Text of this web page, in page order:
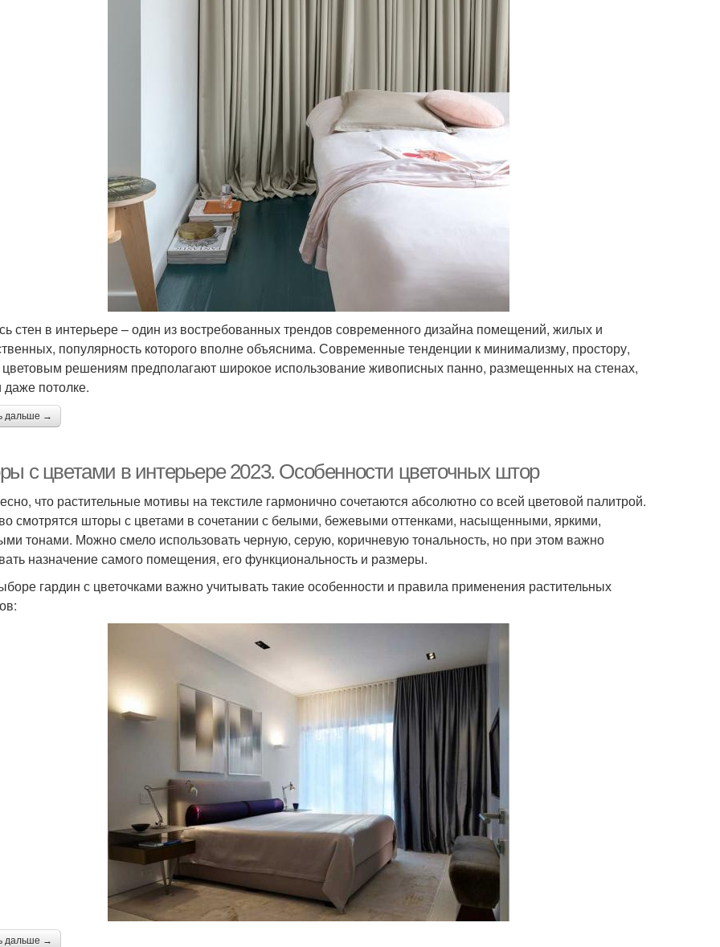
стен в интерьере – один из востребованных трендов современного дизайна помещений, жилых и
популярность которого вполне объяснима. Современные тенденции к минимализму, простору,
решениям предполагают широкое использование живописных панно, размещенных на стенах,
даже потолке.
дальше →
с цветами в интерьере 2023. Особенности цветочных штор
что растительные мотивы на текстиле гармонично сочетаются абсолютно со всей цветовой палитрой.
смотрятся шторы с цветами в сочетании с белыми, бежевыми оттенками, насыщенными, яркими,
тонами. Можно смело использовать черную, серую, коричневую тональность, но при этом важно
назначение самого помещения, его функциональность и размеры.
гардин с цветочками важно учитывать такие особенности и правила применения растительных
дальше →